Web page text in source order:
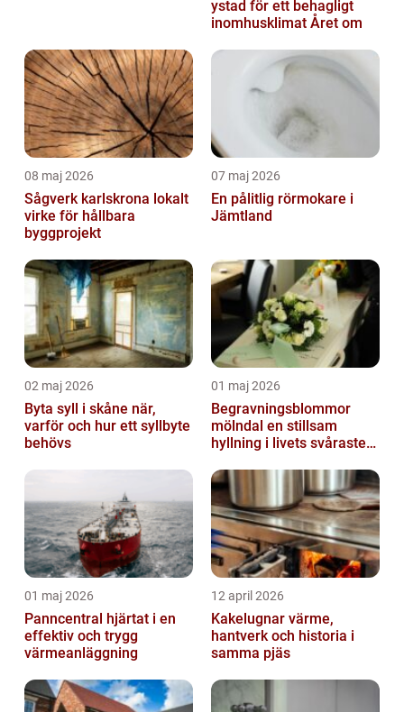
ystad för ett behagligt
inomhusklimat Året om
08 maj 2026
Sågverk karlskrona lokalt
virke för hållbara
byggprojekt
07 maj 2026
En pålitlig rörmokare i
Jämtland
02 maj 2026
Byta syll i skåne när,
varför och hur ett syllbyte
behövs
01 maj 2026
Begravningsblommor
mölndal en stillsam
hyllning i livets svåraste
01 maj 2026
Panncentral hjärtat i en
effektiv och trygg
värmeanläggning
12 april 2026
Kakelugnar värme,
hantverk och historia i
samma pjäs